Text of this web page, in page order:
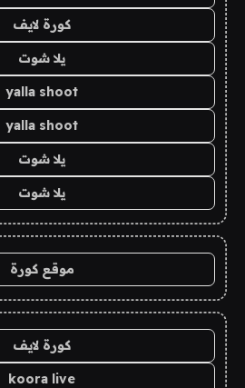
كورة لايف
يلا شوت
yalla shoot
yalla shoot
يلا شوت
يلا شوت
موقع كورة
كورة لايف
koora live